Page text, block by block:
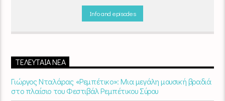
Info and episodes
ΤΕΛΕΥΤΑΊΑ ΝΈΑ
Γιώργος Νταλάρας «Ρεμπέτικο»: Μια μεγάλη μουσική βραδιά
στο πλαίσιο του Φεστιβάλ Ρεμπέτικου Σύρου